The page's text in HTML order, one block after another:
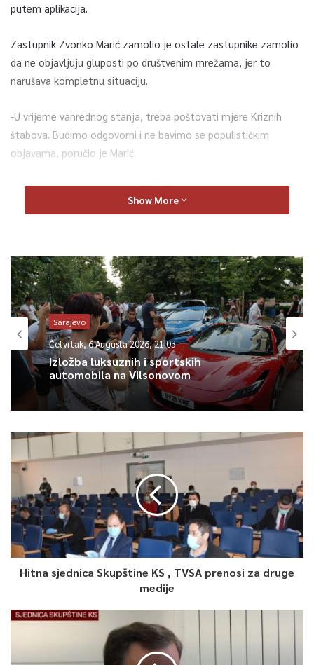
putem aplikacija.
Zastupnik Zvonko Marić zamolio je ostale zastupnike zamolio
da ne objavljuju gluposti po društvenim mrežama, jer to
narušava kompletnu situaciju.
-U vrijeme vanrednog stanja, treba poštovati mjere Kriznih
štabova. Budimo odgovorni i ne bavimo se populističkim
objavama, poručio je Marić.
0
Show More
Sarajevo
Četvrtak, 6 Augusta 2026, 21:03
Izložba luksuznih i sportskih
automobila na Vilsonovom
Sarajevo
Četvrtak, 6 Augusta 2026, 20:48
centar regiona: Stižu lideri evropskih
gradova
Hitna sjednica Skupštine KS , TVSA prenosi za druge
medije